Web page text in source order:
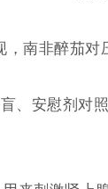
南非醉茄对
、安慰剂对